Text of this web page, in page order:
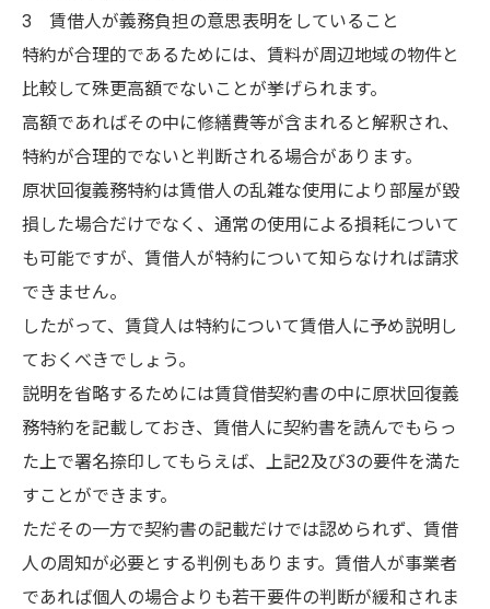
3 賃借人が義務負担の意思表明をしていること
特約が合理的であるためには、賃料が周辺地域の物件と
比較して殊更高額でないことが挙げられます。
高額であればその中に修繕費等が含まれると解釈され、
特約が合理的でないと判断される場合があります。
原状回復義務特約は賃借人の乱雑な使用により部屋が毀
損した場合だけでなく、通常の使用による損耗について
も可能ですが、賃借人が特約について知らなければ請求
できません。
したがって、賃貸人は特約について賃借人に予め説明し
ておくべきでしょう。
説明を省略するためには賃貸借契約書の中に原状回復義
務特約を記載しておき、賃借人に契約書を読んでもらっ
た上で署名捺印してもらえば、上記2及び3の要件を満た
すことができます。
ただその一方で契約書の記載だけでは認められず、賃借
人の周知が必要とする判例もあります。賃借人が事業者
であれば個人の場合よりも若干要件の判断が緩和されま